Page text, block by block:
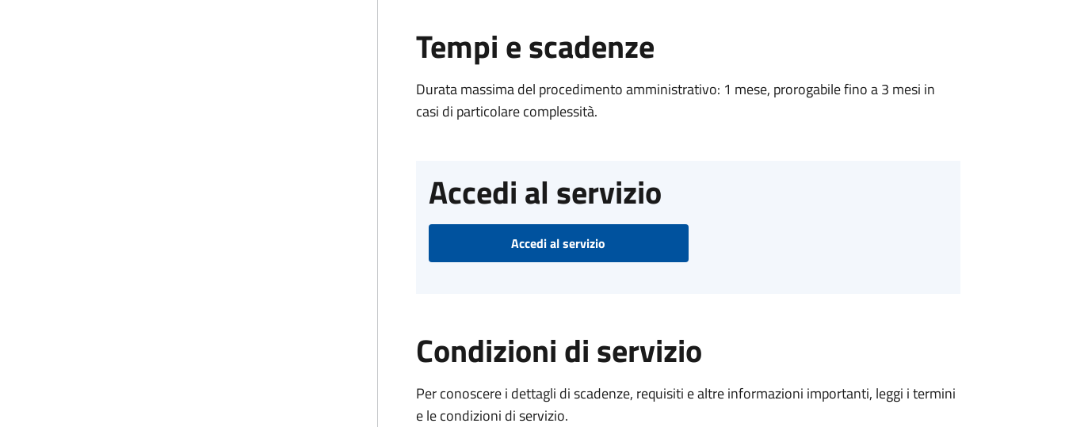
Tempi e scadenze
Durata massima del procedimento amministrativo: 1 mese, prorogabile fino a 3 mesi in
casi di particolare complessità.
Accedi al servizio
Accedi al servizio
Condizioni di servizio
Per conoscere i dettagli di scadenze, requisiti e altre informazioni importanti, leggi i termini
e le condizioni di servizio.